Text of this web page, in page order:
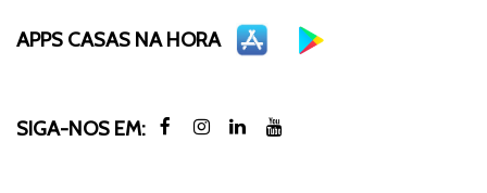
APPS CASAS NA HORA
SIGA-NOS EM: